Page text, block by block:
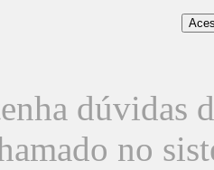
dúvidas
no